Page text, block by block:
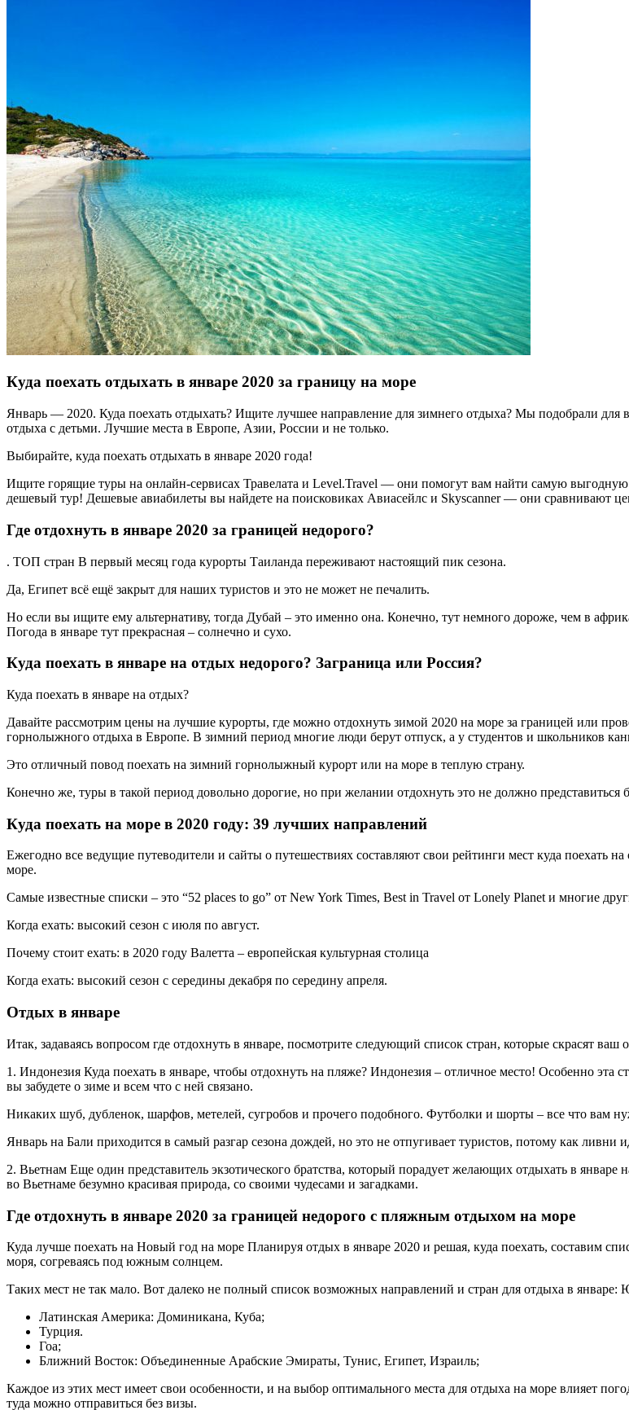
Куда поехать отдыхать в январе 2020 за границу на море
Январь — 2020. Куда поехать отдыхать? Ищите лучшее направление для зимнего отдыха? Мы подобрали для
отдыха с детьми. Лучшие места в Европе, Азии, России и не только.
Выбирайте, куда поехать отдыхать в январе 2020 года!
Ищите горящие туры на онлайн-сервисах Травелата и Level.Travel — они помогут вам найти самую выгодную
дешевый тур! Дешевые авиабилеты вы найдете на поисковиках Авиасейлс и Skyscanner — они сравнивают
Где отдохнуть в январе 2020 за границей недорого?
. ТОП стран В первый месяц года курорты Таиланда переживают настоящий пик сезона.
Да, Египет всё ещё закрыт для наших туристов и это не может не печалить.
Но если вы ищите ему альтернативу, тогда Дубай – это именно она. Конечно, тут немного дороже, чем в
Погода в январе тут прекрасная – солнечно и сухо.
Куда поехать в январе на отдых недорого? Заграница или Россия?
Куда поехать в январе на отдых?
Давайте рассмотрим цены на лучшие курорты, где можно отдохнуть зимой 2020 на море за границей или
горнолыжного отдыха в Европе. В зимний период многие люди берут отпуск, а у студентов и школьников
Это отличный повод поехать на зимний горнолыжный курорт или на море в теплую страну.
Конечно же, туры в такой период довольно дорогие, но при желании отдохнуть это не должно представиться
Куда поехать на море в 2020 году: 39 лучших направлений
Ежегодно все ведущие путеводители и сайты о путешествиях составляют свои рейтинги мест куда
море.
Самые известные списки – это “52 places to go” от New York Times, Best in Travel от Lonely Planet и многие
Когда ехать: высокий сезон с июля по август.
Почему стоит ехать: в 2020 году Валетта – европейская культурная столица
Когда ехать: высокий сезон с середины декабря по середину апреля.
Отдых в январе
Итак, задаваясь вопросом где отдохнуть в январе, посмотрите следующий список стран, которые скрасят ваш
1. Индонезия Куда поехать в январе, чтобы отдохнуть на пляже? Индонезия – отличное место! Особенно эта
вы забудете о зиме и всем что с ней связано.
Никаких шуб, дубленок, шарфов, метелей, сугробов и прочего подобного. Футболки и шорты – все что вам
Январь на Бали приходится в самый разгар сезона дождей, но это не отпугивает туристов, потому как ливни
2. Вьетнам Еще один представитель экзотического братства, который порадует желающих отдыхать в январе
во Вьетнаме безумно красивая природа, со своими чудесами и загадками.
Где отдохнуть в январе 2020 за границей недорого с пляжным отдыхом на море
Куда лучше поехать на Новый год на море Планируя отдых в январе 2020 и решая, куда поехать, составим
моря, согреваясь под южным солнцем.
Таких мест не так мало. Вот далеко не полный список возможных направлений и стран для отдыха в
Латинская Америка: Доминикана, Куба;
Турция.
Гоа;
Ближний Восток: Объединенные Арабские Эмираты, Тунис, Египет, Израиль;
Каждое из этих мест имеет свои особенности, и на выбор оптимального места для отдыха на море влияет
туда можно отправиться без визы.